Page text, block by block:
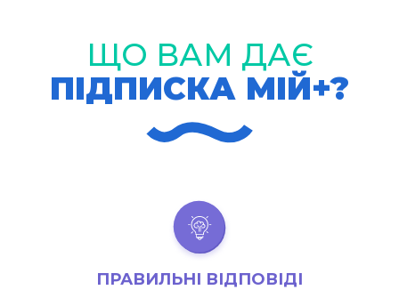
ЩО ВАМ ДАЄ
ПІДПИСКА МІЙ+?
ПРАВИЛЬНІ ВІДПОВІДІ